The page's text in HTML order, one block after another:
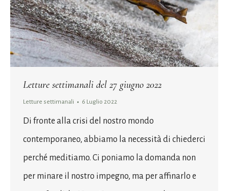
Letture settimanali del 27 giugno 2022
Letture settimanali 6 Luglio 2022
Di fronte alla crisi del nostro mondo
contemporaneo, abbiamo la necessità di chiederci
perché meditiamo. Ci poniamo la domanda non
per minare il nostro impegno, ma per affinarlo e